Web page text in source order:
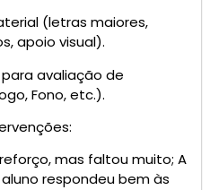
(letras maiores,
apoio visual).
avaliação de
Fono, etc.).
mas faltou muito; A
respondeu bem às